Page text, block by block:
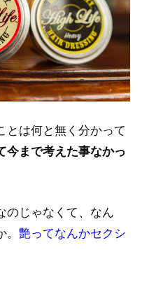
とは何と無く分かって
今まで考えた事なかっ
のじゃなくて、なん
。艶ってなんかセクシ